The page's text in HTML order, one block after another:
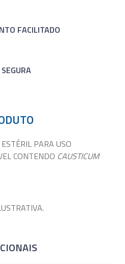
FACILITADO
PARA USO
CONTENDO CAUSTICUM